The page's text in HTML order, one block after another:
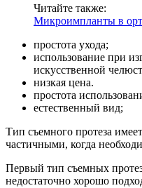
Читайте также:
Микроимпланты в
простота ухода;
использование при
искусственной
низкая цена.
простота
естественный вид;
Тип съемного протеза
частичными, когда
Первый тип съемных
недостаточно хорошо